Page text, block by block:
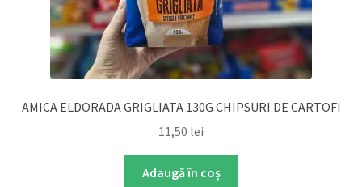
AMICA ELDORADA GRIGLIATA 130G CHIPSURI DE CARTOFI
11,50 lei
Adaugă în coș